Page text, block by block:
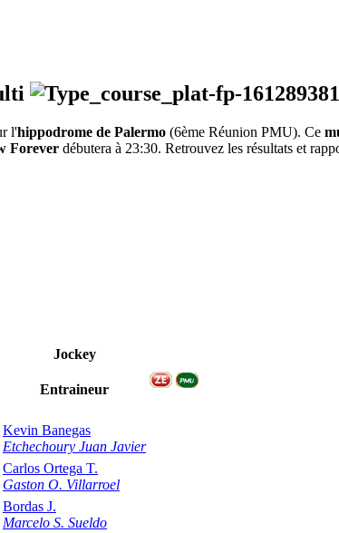
l'hippodrome de Palermo (6ème Réunion PMU). Ce
Forever débutera à 23:30. Retrouvez les résultats et
Jockey
Entraineur
Kevin Banegas
Etchechoury Juan Javier
Carlos Ortega T.
Gaston O. Villarroel
Bordas J.
Marcelo S. Sueldo